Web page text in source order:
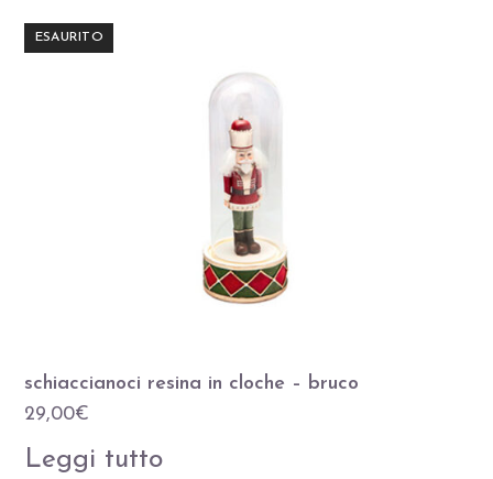
ESAURITO
schiaccianoci resina in cloche – bruco
29,00€
Leggi tutto